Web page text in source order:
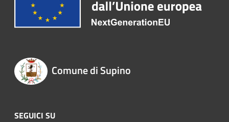
Comune di Supino
SEGUICI SU